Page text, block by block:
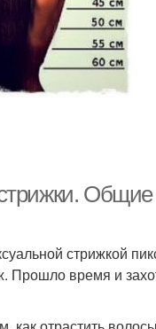
стрижки. Общие
стрижкой
Прошло время и